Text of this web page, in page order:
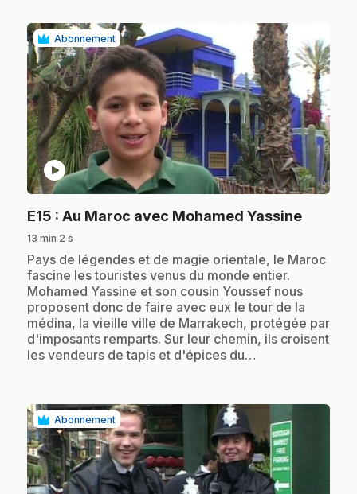
Abonnement
play_circle
E15 : Au Maroc avec Mohamed Yassine.
13 min 2 s
.Pays de légendes et de magie orientale, le Maroc
fascine les touristes venus du monde entier.
Mohamed Yassine et son cousin Youssef nous
proposent donc de faire avec eux le tour de la
médina, la vieille ville de Marrakech, protégée par
d'imposants remparts. Sur leur chemin, ils croisent
les vendeurs de tapis et d'épices du…
Abonnement